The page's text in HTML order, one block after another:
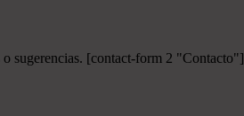
sugerencias. [contact-form 2 "Contacto"]